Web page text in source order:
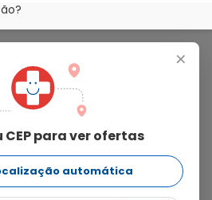
+
CEP para ver ofertas
automática